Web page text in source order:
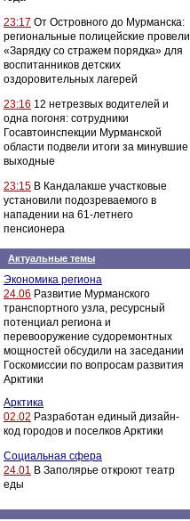
23:17 От Островного до Мурманска:
региональные полицейские провели
«Зарядку со стражем порядка» для
воспитанников детских
оздоровительных лагерей
23:16 12 нетрезвых водителей и
одна погоня: сотрудники
Госавтоинспекции Мурманской
области подвели итоги за минувшие
выходные
23:15 В Кандалакше участковые
установили подозреваемого в
нападении на 61-летнего
пенсионера
Актуальные темы
Экономика региона
24.06 Развитие Мурманского
транспортного узла, ресурсный
потенциал региона и
перевооружение судоремонтных
мощностей обсудили на заседании
Госкомиссии по вопросам развития
Арктики
Арктика
02.02 Разработан единый дизайн-
код городов и поселков Арктики
Социальная сфера
24.01 В Заполярье откроют театр
еды